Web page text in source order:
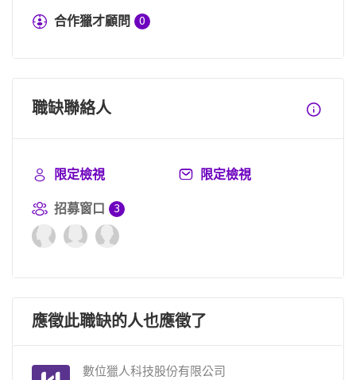
合作獵才顧問
0
職缺聯絡人
限定檢視
限定檢視
招募窗口
3
應徵此職缺的人也應徵了
數位獵人科技股份有限公司